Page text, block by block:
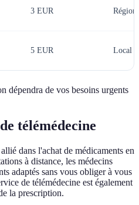
3 EUR
5 EUR Local
dépendra de vos besoins urgents
télémédecine
dans l'achat de médicaments en
à distance, les médecins
adaptés sans vous obliger à vous
de télémédecine est également
la prescription.